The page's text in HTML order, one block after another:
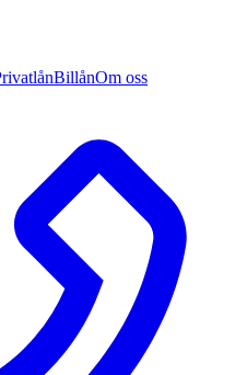
BillånOm oss